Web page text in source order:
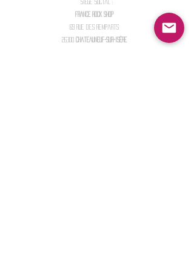
Siège Social :
FRANCE ROCK SHOP
69 Rue des Remparts
26300 CHATEAUNEUF-SUR-ISÈRE